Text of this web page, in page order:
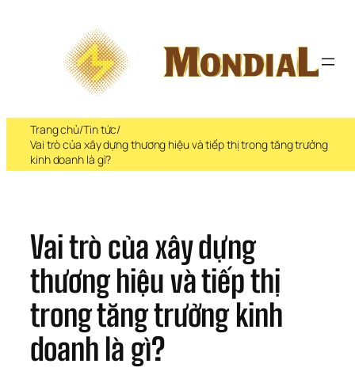
Trang chủ/Tin tức/
Vai trò của xây dựng thương hiệu và tiếp thị trong tăng trưởng
kinh doanh là gì?
Vai trò của xây dựng
thương hiệu và tiếp thị
trong tăng trưởng kinh
doanh là gì?